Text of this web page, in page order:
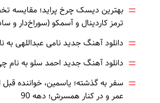
= بهترین دیسک چرخ پراید؛
ترمز کاردینال و آسمکو (سوراخ‌دار و
= دانلود آهنگ جدید نامی عبداللهی به
= دانلود آهنگ جدید احمد سلو به نام
= سفر به گذشته؛ یاسمین، خواننده قبل
عمر و در کنار همسرش؛ دهه 90